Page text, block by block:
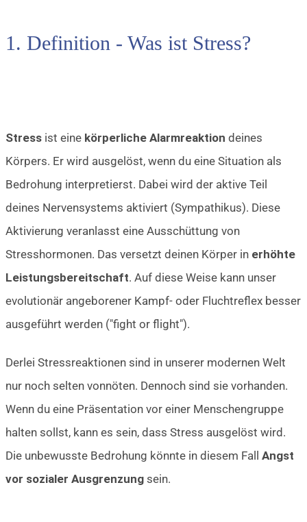
1. Definition - Was ist Stress?
Stress ist eine körperliche Alarmreaktion deines
Körpers. Er wird ausgelöst, wenn du eine Situation als
Bedrohung interpretierst. Dabei wird der aktive Teil
deines Nervensystems aktiviert (Sympathikus). Diese
Aktivierung veranlasst eine Ausschüttung von
Stresshormonen. Das versetzt deinen Körper in erhöhte
Leistungsbereitschaft. Auf diese Weise kann unser
evolutionär angeborener Kampf- oder Fluchtreflex besser
ausgeführt werden ("fight or flight").
Derlei Stressreaktionen sind in unserer modernen Welt
nur noch selten vonnöten. Dennoch sind sie vorhanden.
Wenn du eine Präsentation vor einer Menschengruppe
halten sollst, kann es sein, dass Stress ausgelöst wird.
Die unbewusste Bedrohung könnte in diesem Fall Angst
vor sozialer Ausgrenzung sein.